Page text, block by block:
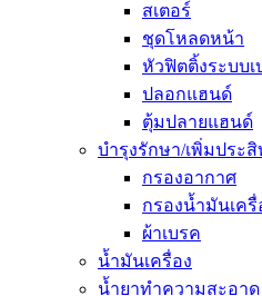
สเตอร์
ชุดโหลดหน้า
หัวฟิตติ้งระบบเ
ปลอกแฮนด์
ตุ้มปลายแฮนด์
บำรุงรักษา/เพิ่มประ
กรองอากาศ
กรองน้ำมันเครื่
ผ้าเบรค
น้ำมันเครื่อง
น้ำยาทำความสะอาด